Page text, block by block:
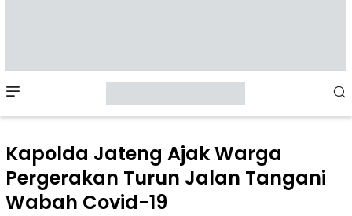
Menu
Kapolda Jateng Ajak Warga
Pergerakan Turun Jalan Tangani
Wabah Covid-19